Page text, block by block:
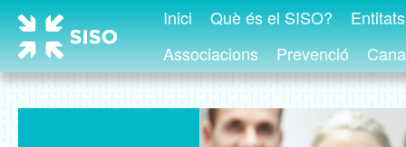
Inici Què és el SISO?
Associacions
Prevenció